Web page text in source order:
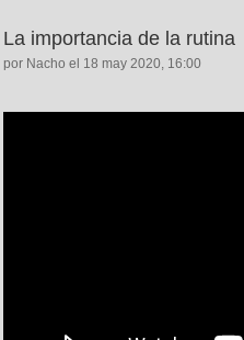
La importancia de la rutina
por Nacho el 18 may 2020, 16:00